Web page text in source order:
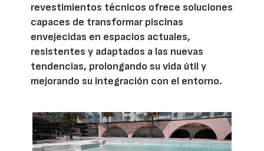
revestimientos técnicos ofrece soluciones
capaces de transformar piscinas
envejecidas en espacios actuales,
resistentes y adaptados a las nuevas
tendencias, prolongando su vida útil y
mejorando su integración con el entorno.